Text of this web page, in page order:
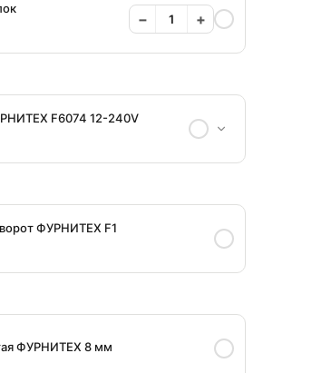
− +
F6074 12-240V
ФУРНИТЕХ F1
ФУРНИТЕХ 8 мм